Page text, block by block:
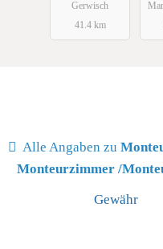
Gerwisch
41.4 km
Alle Angaben zu
Monteurzimmer /
Gewähr